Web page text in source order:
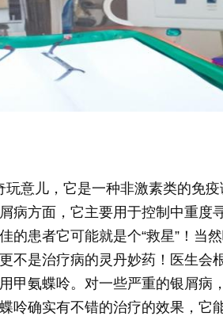
意儿，它是一种非激素类的免
病方面，它主要用于控制中重度
的患者它可能就是个“救星”！当
不是治疗病的灵丹妙药！医生会
甲氨蝶呤。对一些严重的银屑病
呤确实有不错的治疗的效果，它